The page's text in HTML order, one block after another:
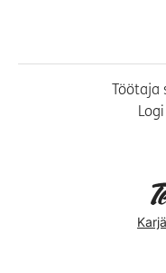
Töötaja